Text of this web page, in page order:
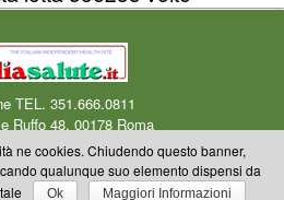
TEL. 351.666.0811
Ruffo 48, 00178 Roma
Albanese Ruffo 40-46, 00178 Roma
redazione
ONLUS Riproduzione riservata anche
ne cookies. Chiudendo questo banner,
qualunque suo elemento dispensi da
Ok Maggiori Informazioni